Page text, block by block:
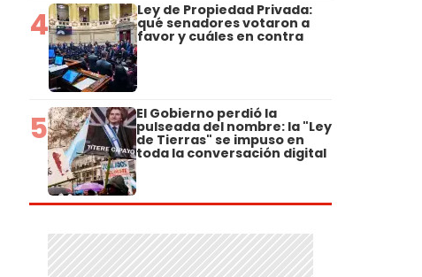
4 Ley de Propiedad Privada:
qué senadores votaron a
favor y cuáles en contra
5 El Gobierno perdió la
pulseada del nombre: la "Ley
de Tierras" se impuso en
toda la conversación digital